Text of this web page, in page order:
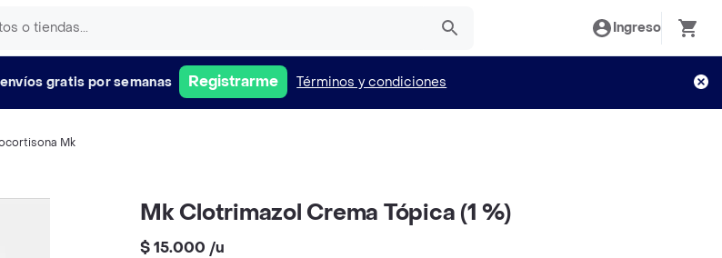
Ingreso
envíos gratis por semanas Registrarme Términos y condiciones
Mk
Mk Clotrimazol Crema Tópica (1 %)
$ 15.000 /u